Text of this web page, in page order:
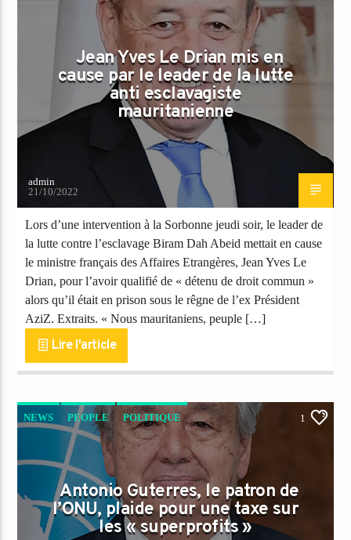
RÉGIONS
Jean Yves Le Drian mis en
cause par le leader de la lutte
anti esclavagiste
mauritanienne
admin
21/10/2022
Lors d’une intervention à la Sorbonne jeudi soir, le leader de
la lutte contre l’esclavage Biram Dah Abeid mettait en cause
le ministre français des Affaires Etrangères, Jean Yves Le
Drian, pour l’avoir qualifié de « détenu de droit commun »
alors qu’il était en prison sous le rêgne de l’ex Président
AziZ. Extraits. « Nous mauritaniens, peuple […]
Lire l'article
NEWS PEOPLE POLITIQUE 1
Antonio Guterres, le patron de
l’ONU, plaide pour une taxe sur
les « superprofits »